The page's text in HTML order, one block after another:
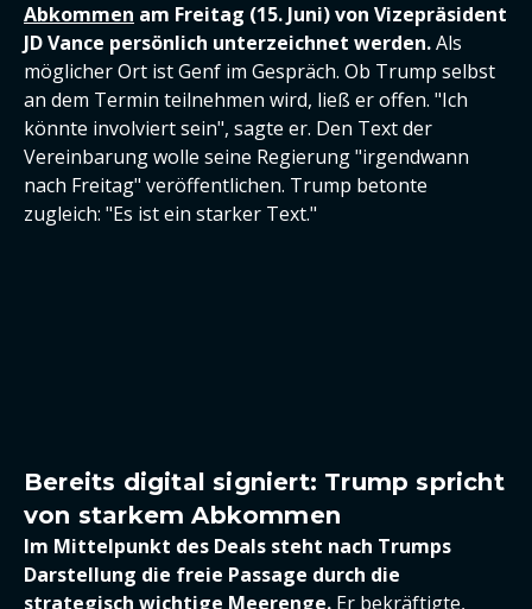
Abkommen am Freitag (15. Juni) von Vizepräsident
JD Vance persönlich unterzeichnet werden.Als
möglicher Ort ist Genf im Gespräch. Ob Trump selbst
an dem Termin teilnehmen wird, ließ er offen. "Ich
könnte involviert sein", sagte er. Den Text der
Vereinbarung wolle seine Regierung "irgendwann
nach Freitag" veröffentlichen. Trump betonte
zugleich: "Es ist ein starker Text."
Bereits digital signiert: Trump spricht
von starkem Abkommen
Im Mittelpunkt des Deals steht nach Trumps
Darstellung die freie Passage durch die
strategisch wichtige Meerenge. Er bekräftigte,